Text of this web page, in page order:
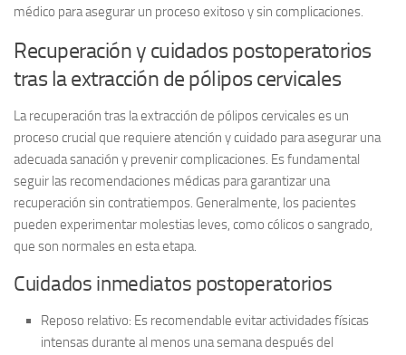
médico para asegurar un proceso exitoso y sin complicaciones.
Recuperación y cuidados postoperatorios
tras la extracción de pólipos cervicales
Larecuperación tras la extracción de pólipos cervicaleses un
proceso crucial que requiere atención y cuidado para asegurar una
adecuada sanación y prevenir complicaciones. Es fundamental
seguir las recomendaciones médicas para garantizar una
recuperación sin contratiempos. Generalmente, los pacientes
pueden experimentar molestias leves, como cólicos o sangrado,
que son normales en esta etapa.
Cuidados inmediatos postoperatorios
Reposo relativo: Es recomendable evitar actividades físicas
intensas durante al menos una semana después del